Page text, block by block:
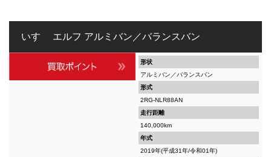
いすゞ エルフ アルミバン／バランスバン
形状
アルミバン／バランスバン
形式
2RG-NLR88AN
走行距離
140,000km
年式
2019年(平成31年/令和01年)